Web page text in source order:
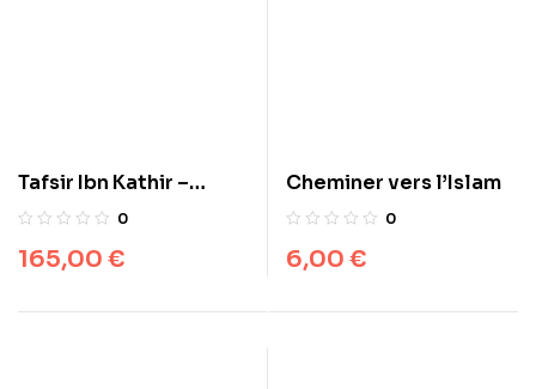
Tafsir Ibn Kathir –
Exégèse abrégée du
0
165,00 €
Cheminer vers l’Islam
0
6,00 €